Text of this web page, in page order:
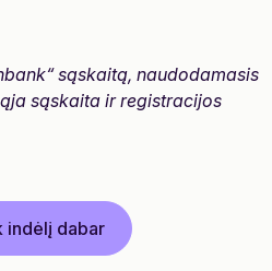
sąskaitą, naudodamasis
sąskaita ir registracijos
indėlį dabar